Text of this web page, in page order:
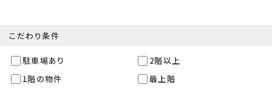
こだわり条件
駐車場あり
2階以上
1階の物件
最上階